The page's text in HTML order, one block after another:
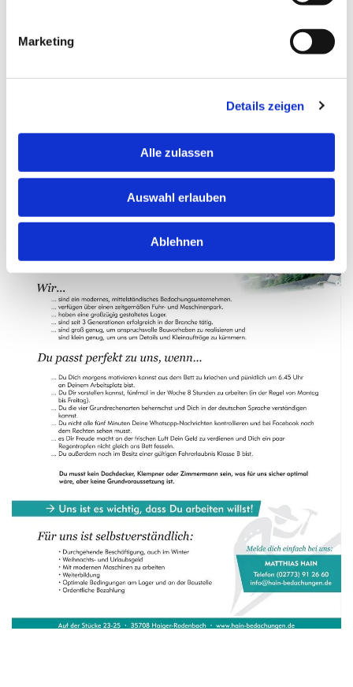
Marketing
Details zeigen
Alle zulassen
Auswahl erlauben
Ablehnen